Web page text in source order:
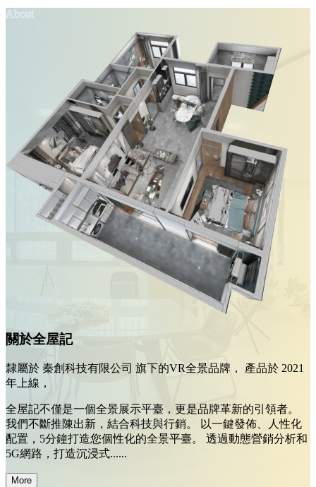
About
關於全屋記
隸屬於 秦創科技有限公司 旗下的VR全景品牌， 產品於 2021
年上線，
全屋記不僅是一個全景展示平臺，更是品牌革新的引領者。
我們不斷推陳出新，結合科技與行銷。 以一鍵發佈、人性化
配置，5分鐘打造您個性化的全景平臺。 透過動態營銷分析和
5G網路，打造沉浸式......
More